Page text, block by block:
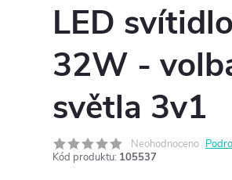
LED
32W -
světla 3v1
Neohodnoceno
Kód produktu: 105537